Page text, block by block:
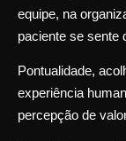
equipe, na
paciente se sente
Pontualidade,
experiência
percepção de